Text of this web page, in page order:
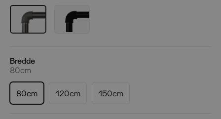
Bredde
80cm
80cm 120cm 150cm